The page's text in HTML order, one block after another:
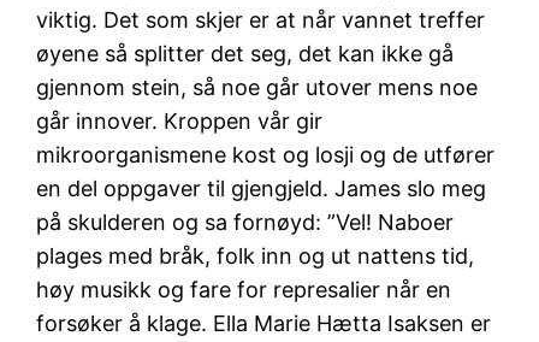
viktig. Det som skjer er at når vannet treffer
øyene så splitter det seg, det kan ikke gå
gjennom stein, så noe går utover mens noe
går innover. Kroppen vår gir
mikroorganismene kost og losji og de utfører
en del oppgaver til gjengjeld. James slo meg
på skulderen og sa fornøyd: ”Vel! Naboer
plages med bråk, folk inn og ut nattens tid,
høy musikk og fare for represalier når en
forsøker å klage. Ella Marie Hætta Isaksen er